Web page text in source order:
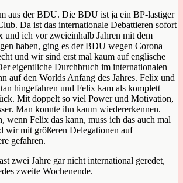
aus der BDU. Die BDU ist ja ein BP-lastiger
. Da ist das internationale Debattieren sofort
und ich vor zweieinhalb Jahren mit dem
haben, ging es der BDU wegen Corona
und wir sind erst mal kaum auf englische
eigentliche Durchbruch im internationalen
auf den Worlds Anfang des Jahres. Felix und
hingefahren und Felix kam als komplett
Mit doppelt so viel Power und Motivation,
Man konnte ihn kaum wiedererkennen.
wenn Felix das kann, muss ich das auch mal
wir mit größeren Delegationen auf
gefahren.
zwei Jahre gar nicht international geredet,
zweite Wochenende.